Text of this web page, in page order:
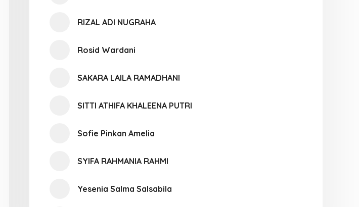
RIZAL ADI NUGRAHA
Rosid Wardani
SAKARA LAILA RAMADHANI
SITTI ATHIFA KHALEENA PUTRI
Sofie Pinkan Amelia
SYIFA RAHMANIA RAHMI
Yesenia Salma Salsabila